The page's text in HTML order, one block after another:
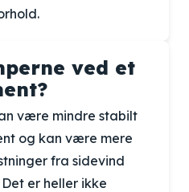
ved et
være mindre stabilt
og kan være mere
fra sidevind
er heller ikke